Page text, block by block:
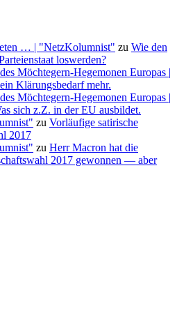
… | "NetzKolumnist" zu Wie den
loswerden?
Möchtegern-Hegemonen Europas |
Klärungsbedarf mehr.
Möchtegern-Hegemonen Europas |
sich z.Z. in der EU ausbildet.
zu Vorläufige satirische
2017
zu Herr Macron hat die
2017 gewonnen — aber